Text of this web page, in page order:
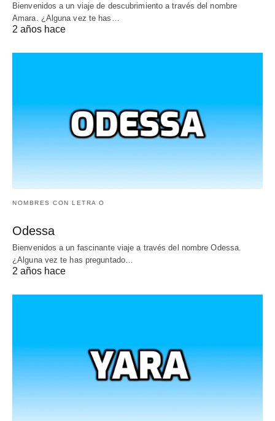
Bienvenidos a un viaje de descubrimiento a través del nombre
Amara. ¿Alguna vez te has…
2 años hace
NOMBRES CON LETRA O
Odessa
Bienvenidos a un fascinante viaje a través del nombre Odessa.
¿Alguna vez te has preguntado…
2 años hace